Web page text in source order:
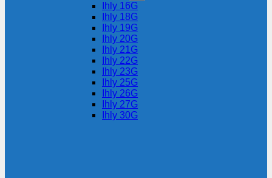
Ihly 16G
Ihly 18G
Ihly 19G
Ihly 20G
Ihly 21G
Ihly 22G
Ihly 23G
Ihly 25G
Ihly 26G
Ihly 27G
Ihly 30G